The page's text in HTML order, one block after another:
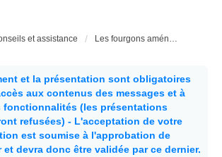
et assistance Les fourgons aménagés maison
et la présentation sont obligatoires
aux contenus des messages et à
fonctionnalités (les présentations
refusées) - L'acceptation de votre
est soumise à l'approbation de
et devra donc être validée par ce dernier.